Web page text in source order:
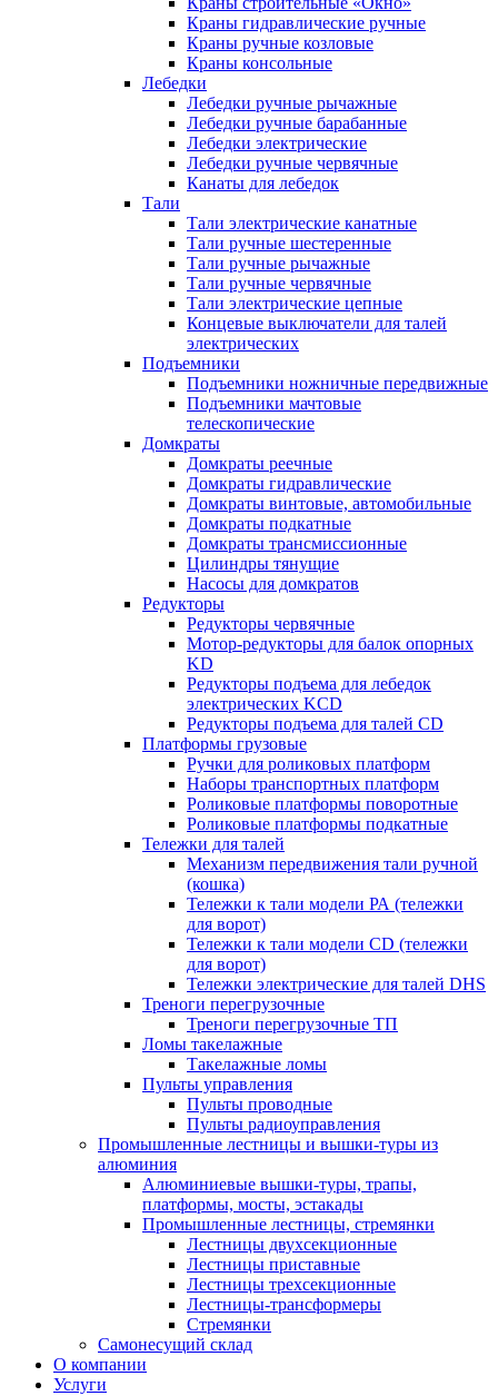
Краны гидравлические ручные
Краны ручные козловые
Краны консольные
Лебедки
Лебедки ручные рычажные
Лебедки ручные барабанные
Лебедки электрические
Лебедки ручные червячные
Канаты для лебедок
Тали
Тали электрические канатные
Тали ручные шестеренные
Тали ручные рычажные
Тали ручные червячные
Тали электрические цепные
Концевые выключатели для талей
электрических
Подъемники
Подъемники ножничные передвижные
Подъемники мачтовые
телескопические
Домкраты
Домкраты реечные
Домкраты гидравлические
Домкраты винтовые, автомобильные
Домкраты подкатные
Домкраты трансмиссионные
Цилиндры тянущие
Насосы для домкратов
Редукторы
Редукторы червячные
Мотор-редукторы для балок опорных
KD
Редукторы подъема для лебедок
электрических KCD
Редукторы подъема для талей CD
Платформы грузовые
Ручки для роликовых платформ
Наборы транспортных платформ
Роликовые платформы поворотные
Роликовые платформы подкатные
Тележки для талей
Механизм передвижения тали ручной
(кошка)
Тележки к тали модели РА (тележки
для ворот)
Тележки к тали модели CD (тележки
для ворот)
Тележки электрические для талей DHS
Треноги перегрузочные
Треноги перегрузочные ТП
Ломы такелажные
Такелажные ломы
Пульты управления
Пульты проводные
Пульты радиоуправления
Промышленные лестницы и вышки-туры из
алюминия
Алюминиевые вышки-туры, трапы,
платформы, мосты, эстакады
Промышленные лестницы, стремянки
Лестницы двухсекционные
Лестницы приставные
Лестницы трехсекционные
Лестницы-трансформеры
Стремянки
Самонесущий склад
О компании
Услуги